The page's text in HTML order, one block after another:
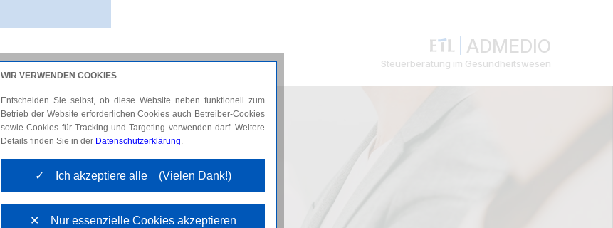
ADMEDIO
Steuerberatung im Gesundheitswesen
AKTUELLES KARRIERE
WIR VERWENDEN COOKIES
Entscheiden Sie selbst, ob diese Website neben funktionell zum
Betrieb der Website erforderlichen Cookies auch Betreiber-Cookies
sowie Cookies für Tracking und Targeting verwenden darf. Weitere
Details finden Sie in der Datenschutzerklärung.
✓ Ich akzeptiere alle (Vielen Dank!)
✕ Nur essenzielle Cookies akzeptieren